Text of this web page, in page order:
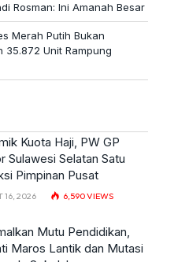
Rosman: Ini Amanah Besar
Merah Putih Bukan
35.872 Unit Rampung
Kuota Haji, PW GP
Sulawesi Selatan Satu
Pimpinan Pusat
16, 2026 6,590VIEWS
Mutu Pendidikan,
Maros Lantik dan Mutasi